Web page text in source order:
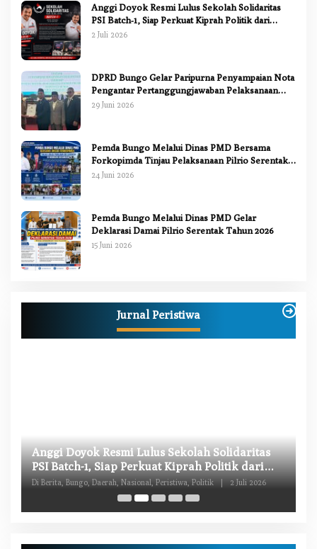
Anggi Doyok Resmi Lulus Sekolah Solidaritas
PSI Batch-1, Siap Perkuat Kiprah Politik dari
Daerah
2 Juli 2026
DPRD Bungo Gelar Paripurna Penyampaian Nota
Pengantar Pertanggungjawaban Pelaksanaan
APBD 2025
29 Juni 2026
Pemda Bungo Melalui Dinas PMD Bersama
Forkopimda Tinjau Pelaksanaan Pilrio Serentak
2026
24 Juni 2026
Pemda Bungo Melalui Dinas PMD Gelar
Deklarasi Damai Pilrio Serentak Tahun 2026
15 Juni 2026
Jurnal Peristiwa
Anggi Doyok Resmi Lulus Sekolah Solidaritas
PSI Batch-1, Siap Perkuat Kiprah Politik dari
Daerah
Di Berita, Bungo, Daerah, Nasional, Peristiwa, Politik 2 Juli 2026